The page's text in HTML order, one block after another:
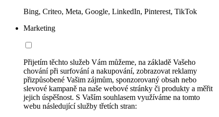
Bing, Criteo, Meta, Google, LinkedIn, Pinterest, TikTok
Marketing
Přijetím těchto služeb Vám můžeme, na základě Vašeho
chování při surfování a nakupování, zobrazovat reklamy
přizpůsobené Vašim zájmům, sponzorovaný obsah nebo
slevové kampaně na naše webové stránky či produkty a měřit
jejich úspěšnost. S Vaším souhlasem využíváme na tomto
webu následující služby třetích stran: